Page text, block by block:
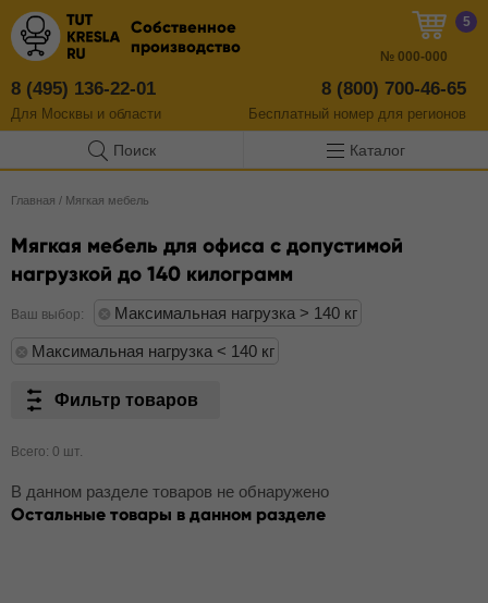
Собственное
производство
8 (495) 136-22-01
Для Москвы и области
8 (800) 700-46-65
Бесплатный номер для регионов
5
№ 000-000
Поиск Каталог
Главная / Мягкая мебель
Мягкая мебель для офиса с допустимой
нагрузкой до 140 килограмм
Ваш выбор: Максимальная нагрузка > 140 кг
Максимальная нагрузка < 140 кг
Фильтр товаров
Всего: 0 шт.
В данном разделе товаров не обнаружено
Остальные товары в данном разделе